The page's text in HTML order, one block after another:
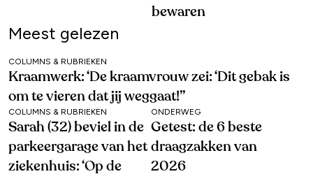
bewaren
Meest gelezen
COLUMNS & RUBRIEKEN
Kraamwerk: ‘De kraamvrouw zei: ‘Dit gebak is
om te vieren dat jij weggaat!’’
COLUMNS & RUBRIEKEN
Sarah (32) beviel in de
parkeergarage van het
ziekenhuis: ‘Op de
ONDERWEG
Getest: de 6 beste
draagzakken van
2026